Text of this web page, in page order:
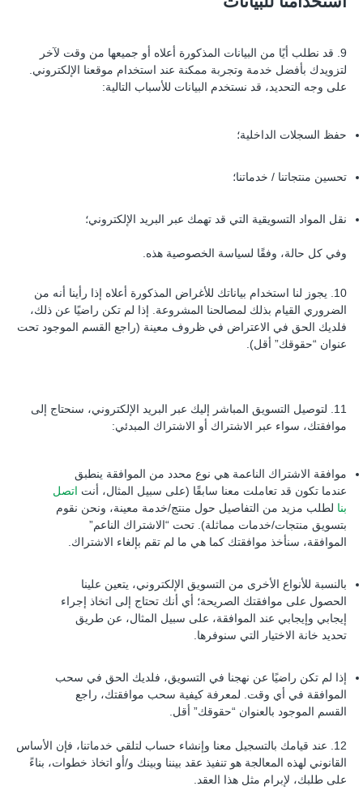
9. قد نطلب أيًا من البيانات المذكورة أعلاه أو جميعها من وقت لآخر
لتزويدك بأفضل خدمة وتجربة ممكنة عند استخدام موقعنا الإلكتروني.
على وجه التحديد، قد نستخدم البيانات للأسباب التالية:
حفظ السجلات الداخلية؛
تحسين منتجاتنا / خدماتنا؛
نقل المواد التسويقية التي قد تهمك عبر البريد الإلكتروني؛
وفي كل حالة، وفقًا لسياسة الخصوصية هذه.
10. يجوز لنا استخدام بياناتك للأغراض المذكورة أعلاه إذا رأينا أنه من
الضروري القيام بذلك لمصالحنا المشروعة. إذا لم تكن راضيًا عن ذلك،
فلديك الحق في الاعتراض في ظروف معينة (راجع القسم الموجود تحت
عنوان “حقوقك” أقل).
11. لتوصيل التسويق المباشر إليك عبر البريد الإلكتروني، سنحتاج إلى
موافقتك، سواء عبر الاشتراك أو الاشتراك المبدئي:
موافقة الاشتراك الناعمة هي نوع محدد من الموافقة ينطبق
عندما تكون قد تعاملت معنا سابقًا (على سبيل المثال، أنت اتصل
بنا لطلب مزيد من التفاصيل حول منتج/خدمة معينة، ونحن نقوم
بتسويق منتجات/خدمات مماثلة). تحت “الاشتراك الناعم”
الموافقة، سنأخذ موافقتك كما هي ما لم تقم بإلغاء الاشتراك.
بالنسبة للأنواع الأخرى من التسويق الإلكتروني، يتعين علينا
الحصول على موافقتك الصريحة؛ أي أنك تحتاج إلى اتخاذ إجراء
إيجابي وإيجابي عند الموافقة، على سبيل المثال، عن طريق
تحديد خانة الاختيار التي سنوفرها.
إذا لم تكن راضيًا عن نهجنا في التسويق، فلديك الحق في سحب
الموافقة في أي وقت. لمعرفة كيفية سحب موافقتك، راجع
القسم الموجود بالعنوان “حقوقك” أقل.
12. عند قيامك بالتسجيل معنا وإنشاء حساب لتلقي خدماتنا، فإن الأساس
القانوني لهذه المعالجة هو تنفيذ عقد بيننا وبينك و/أو اتخاذ خطوات، بناءً
على طلبك، لإبرام مثل هذا العقد.